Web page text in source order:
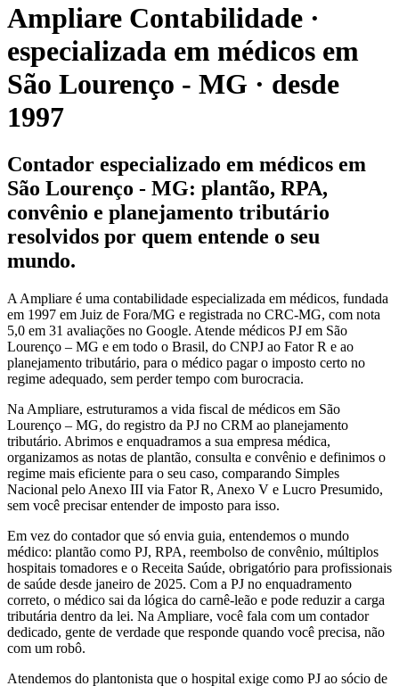
Ampliare Contabilidade ·
especializada em médicos em
São Lourenço - MG · desde
1997
Contador especializado em médicos em
São Lourenço - MG: plantão, RPA,
convênio e planejamento tributário
resolvidos por quem entende o seu
mundo.
A Ampliare é uma contabilidade especializada em médicos, fundada
em 1997 em Juiz de Fora/MG e registrada no CRC-MG, com nota
5,0 em 31 avaliações no Google. Atende médicos PJ em São
Lourenço – MG e em todo o Brasil, do CNPJ ao Fator R e ao
planejamento tributário, para o médico pagar o imposto certo no
regime adequado, sem perder tempo com burocracia.
Na Ampliare, estruturamos a vida fiscal de médicos em São
Lourenço – MG, do registro da PJ no CRM ao planejamento
tributário. Abrimos e enquadramos a sua empresa médica,
organizamos as notas de plantão, consulta e convênio e definimos o
regime mais eficiente para o seu caso, comparando Simples
Nacional pelo Anexo III via Fator R, Anexo V e Lucro Presumido,
sem você precisar entender de imposto para isso.
Em vez do contador que só envia guia, entendemos o mundo
médico: plantão como PJ, RPA, reembolso de convênio, múltiplos
hospitais tomadores e o Receita Saúde, obrigatório para profissionais
de saúde desde janeiro de 2025. Com a PJ no enquadramento
correto, o médico sai da lógica do carnê-leão e pode reduzir a carga
tributária dentro da lei. Na Ampliare, você fala com um contador
dedicado, gente de verdade que responde quando você precisa, não
com um robô.
Atendemos do plantonista que o hospital exige como PJ ao sócio de